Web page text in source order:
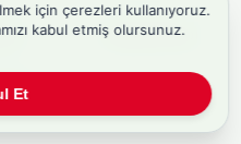
Yönetmen(20)
(20)
için çerezleri kullanıyoruz.
kabul etmiş olursunuz.
Et